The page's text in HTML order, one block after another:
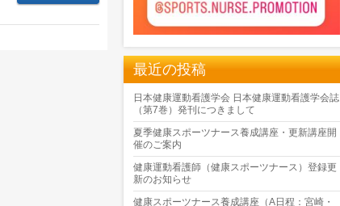
最近の投稿
日本健康運動看護学会 日本健康運動看護学会誌
（第7巻）発刊につきまして
夏季健康スポーツナース養成講座・更新講座開
催のご案内
健康運動看護師（健康スポーツナース）登録更
新のお知らせ
健康スポーツナース養成講座（A日程：宮崎・